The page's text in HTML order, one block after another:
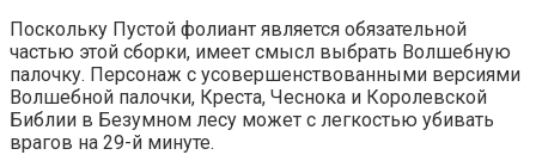
Поскольку Пустой фолиант является обязательной
частью этой сборки, имеет смысл выбрать Волшебную
палочку. Персонаж с усовершенствованными версиями
Волшебной палочки, Креста, Чеснока и Королевской
Библии в Безумном лесу может с легкостью убивать
врагов на 29-й минуте.